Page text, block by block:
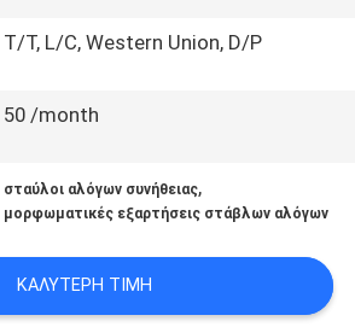
T/T, L/C, Western Union, D/P
50 /month
σταύλοι αλόγων συνήθειας,
μορφωματικές εξαρτήσεις στάβλων αλόγων
ΚΑΛΎΤΕΡΗ ΤΙΜΉ